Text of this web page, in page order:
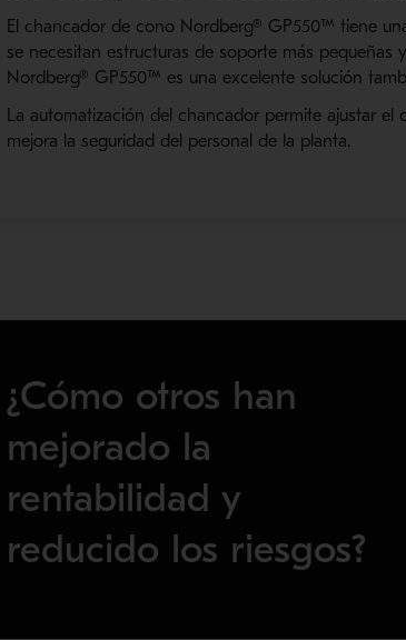
El chancador de cono Nordberg® GP550™ tiene
se necesitan estructuras de soporte más
Nordberg® GP550™ es una excelente solución
La automatización del chancador permite ajustar
mejora la seguridad del personal de la planta.
¿Cómo otros han
mejorado la
rentabilidad y
reducido los riesgos?